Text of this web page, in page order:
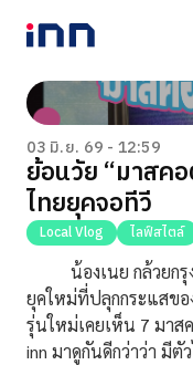
NEWS
ENTERTAINMENT
LIFESTYLE
HOROSCOPE
LOTTERY
VIDEO
ร่วมด้วยช่วยกัน
03 มิ.ย. 69 - 12:59
ย้อนวัย “มาสค
ไทยยุคจอทีวี
Local Vlog ไลฟ์สไตล์
น้องเนย กล้วยกรุง
ยุคใหม่ที่ปลุกกระแสขอ
รุ่นใหม่เคยเห็น 7 มาส
inn มาดูกันดีกว่าว่า มีตั